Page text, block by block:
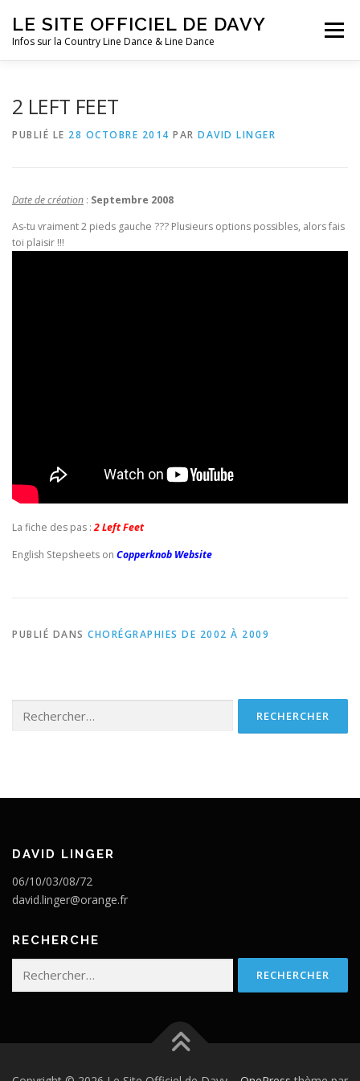
contenu
LE SITE OFFICIEL DE DAVY
Infos sur la Country Line Dance & Line Dance
Menu
2 LEFT FEET
PUBLIÉ LE 28 OCTOBRE 2014 PAR DAVID LINGER
Date de création : Septembre 2008
As-tu vraiment 2 pieds gauche ??? Plusieurs options possibles, alors fais
toi plaisir !!!
La fiche des pas :2 Left Feet
English Stepsheets on Copperknob Website
PUBLIÉ DANS CHORÉGRAPHIES DE 2002 À 2009
DAVID LINGER
06/10/03/08/72
david.linger@orange.fr
RECHERCHE
Rechercher :